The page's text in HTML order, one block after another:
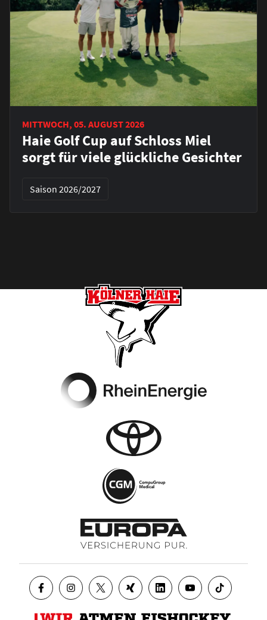
MITTWOCH, 05. AUGUST 2026
Haie Golf Cup auf Schloss Miel
sorgt für viele glückliche Gesichter
Saison 2026/2027